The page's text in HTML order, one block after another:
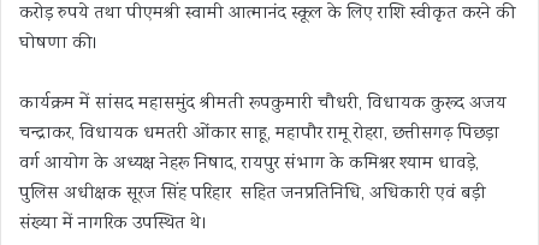
करोड़ रुपये तथा पीएमश्री स्वामी आत्मानंद स्कूल के लिए राशि स्वीकृत करने की
घोषणा की।
कार्यक्रम में सांसद महासमुंद श्रीमती रूपकुमारी चौधरी, विधायक कुरूद अजय
चन्द्राकर, विधायक धमतरी ओंकार साहू, महापौर रामू रोहरा, छत्तीसगढ़ पिछड़ा
वर्ग आयोग के अध्यक्ष नेहरू निषाद, रायपुर संभाग के कमिश्नर श्याम धावड़े,
पुलिस अधीक्षक सूरज सिंह परिहार सहित जनप्रतिनिधि, अधिकारी एवं बड़ी
संख्या में नागरिक उपस्थित थे।